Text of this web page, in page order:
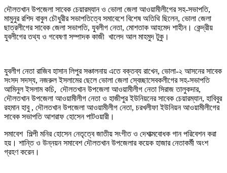
দৌলতখান উপজেলা সাবেক চেয়ারম্যান ও ভোলা জেলা আওয়ামীলীগের সহ-সভাপতি,
মামুনুর রশিদ বাবুল চৌধুরীর সভাপতিত্বে সমাবেশে বিশেষ অতিথি ছিলেন, ভোলা জেলা
ছাত্রলীগের সাবেক জেলা সভাপতি, যুবলীগ নেতা, মোশতাক আহমেদ শাহীন। কেন্দ্রীয়
যুবলীগের তথ্য ও গবেষণা সম্পাদক কাজী খালেদ আল মাহমুদ টুকু।
যুবলীগ নেতা রাজিব হাসান লিপুর সঞ্চালনায় এতে বক্তব্য রাখেন, ভোলা-২ আসনের সাবেক
সংসদ সদস্য, নজরুল ইসলামের ছেলে ভোলা জেলা স্বেচ্ছাসেবকলীগের সহ-সভাপতি
আমিনুল ইসলাম কচি, দৌলতখান উপজেলা আওয়ামীলীগ নেতা সিরাজ তালুকদার,
দৌলতখান উপজেলা আওয়ামীলীগ নেতা ও হাজীপুর ইউনিয়নের সাবেক চেয়ারম্যান, হাবিবুর
রহমান হাবু , দৌলতখান উপজেলা আওয়ামীলীগ নেতা, চরখলীফা ইউনিয়ন আওয়ামীলীগের
সাবেক সভাপতি আশরাফ হোসেন পাটওয়ারী।
সমাবেশ শিল্পী মনির হোসেন নেতৃত্বে জাতীয় সংগীত ও দেশাত্মবোধক গান পরিবেশন করা
হয়। শান্তি ও উন্নয়ন সমাবেশ দৌলতখান উপজেলার কয়েক হাজার নেতাকর্মী অংশ
গ্রহণ করেন।